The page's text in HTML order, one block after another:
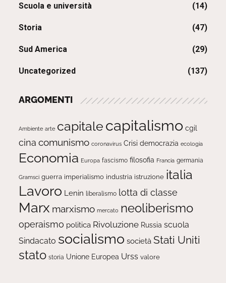
Scuola e università (14)
Storia (47)
Sud America (29)
Uncategorized (137)
ARGOMENTI
Ambiente arte capitale capitalismo cgil
cina comunismo coronavirus Crisi democrazia ecologia
Economia Europa fascismo filosofia Francia germania
Gramsci guerra imperialismo industria istruzione italia
Lavoro Lenin liberalismo lotta di classe
Marx marxismo mercato neoliberismo
operaismo politica Rivoluzione Russia scuola
Sindacato socialismo società Stati Uniti
stato storia Unione Europea Urss valore